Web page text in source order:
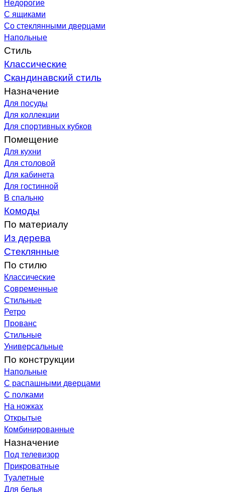
С ящиками
Со стеклянными дверцами
Напольные
Стиль
Классические
Скандинавский стиль
Назначение
Для посуды
Для коллекции
Для спортивных кубков
Помещение
Для кухни
Для столовой
Для кабинета
Для гостинной
В спальню
Комоды
По материалу
Из дерева
Стеклянные
По стилю
Классические
Современные
Стильные
Ретро
Прованс
Стильные
Универсальные
По конструкции
Напольные
С распашными дверцами
С полками
На ножках
Открытые
Комбинированные
Назначение
Под телевизор
Прикроватные
Туалетные
Для белья